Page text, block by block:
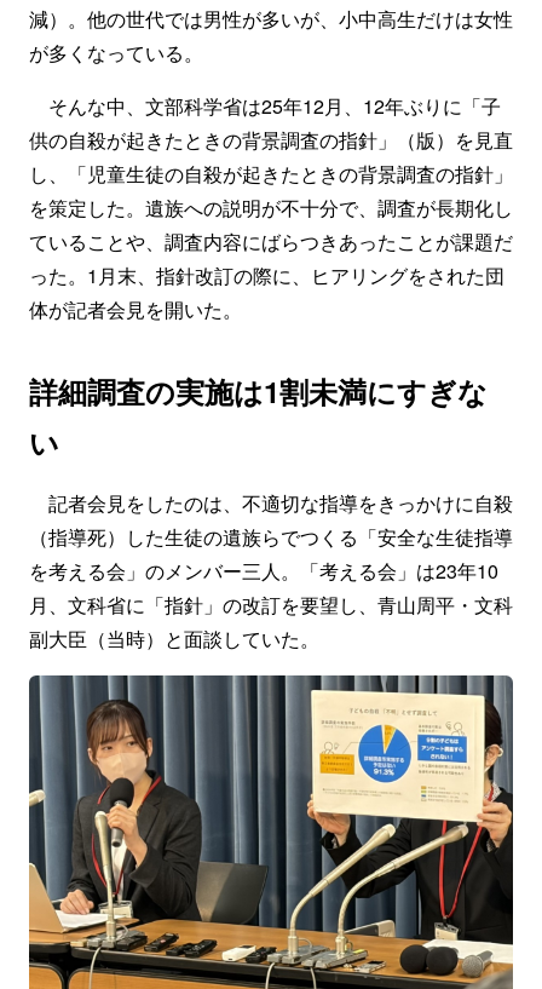
減）。他の世代では男性が多いが、小中高生だけは女性
が多くなっている。
そんな中、文部科学省は25年12月、12年ぶりに「子
供の自殺が起きたときの背景調査の指針」（版）を見直
し、「児童生徒の自殺が起きたときの背景調査の指針」
を策定した。遺族への説明が不十分で、調査が長期化し
ていることや、調査内容にばらつきあったことが課題だ
った。1月末、指針改訂の際に、ヒアリングをされた団
体が記者会見を開いた。
詳細調査の実施は1割未満にすぎな
い
記者会見をしたのは、不適切な指導をきっかけに自殺
（指導死）した生徒の遺族らでつくる「安全な生徒指導
を考える会」のメンバー三人。「考える会」は23年10
月、文科省に「指針」の改訂を要望し、青山周平・文科
副大臣（当時）と面談していた。